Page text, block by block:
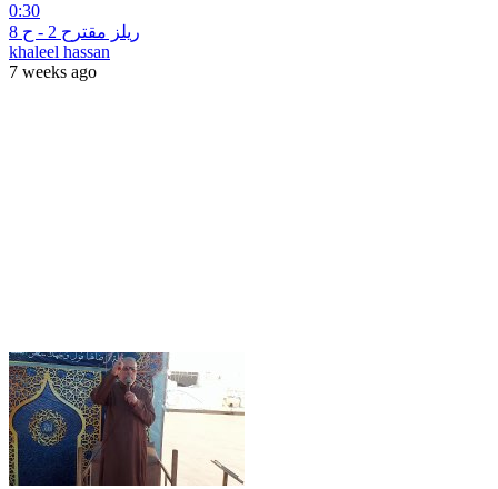
0:30
ريلز مقترح 2 - ح 8
khaleel hassan
7 weeks ago